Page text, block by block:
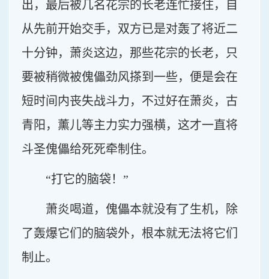
出，最后被几名花宗的长老连忙接住，自
从先前开始交手，双方已是对轰了将近二
十分钟，萧炎这边，那些花宗的长老，只
要被稍微被傀儡劲风搽到一些，便是会在
短时间内丧失战斗力，不过好在萧炎，古
青阳，薰儿等主力实力强横，这才一直将
斗圣傀儡给死死牵制住。
“打它的脑袋！”
萧炎喝道，傀儡本就没有了生机，除
了轰爆它们的脑袋外，根本就无法将它们
制止。